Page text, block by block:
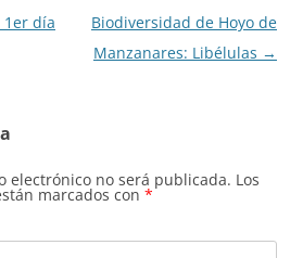
1er día
Biodiversidad de Hoyo de
Manzanares: Libélulas →
electrónico no será publicada. Los
marcados con *